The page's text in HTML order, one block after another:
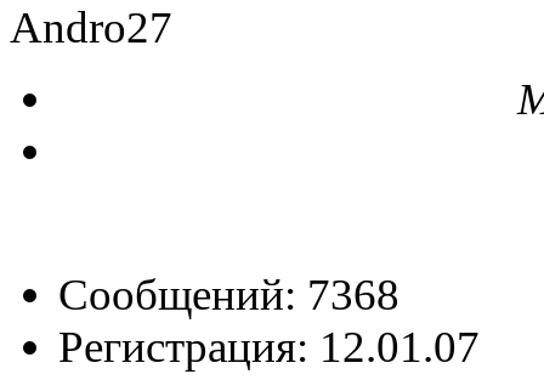
Andro27
Сообщений: 7368
Регистрация: 12.01.07